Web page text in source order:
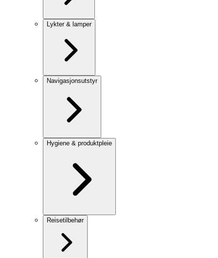
Lykter & lamper
Navigasjonsutstyr
Hygiene & produktpleie
Reisetilbehør